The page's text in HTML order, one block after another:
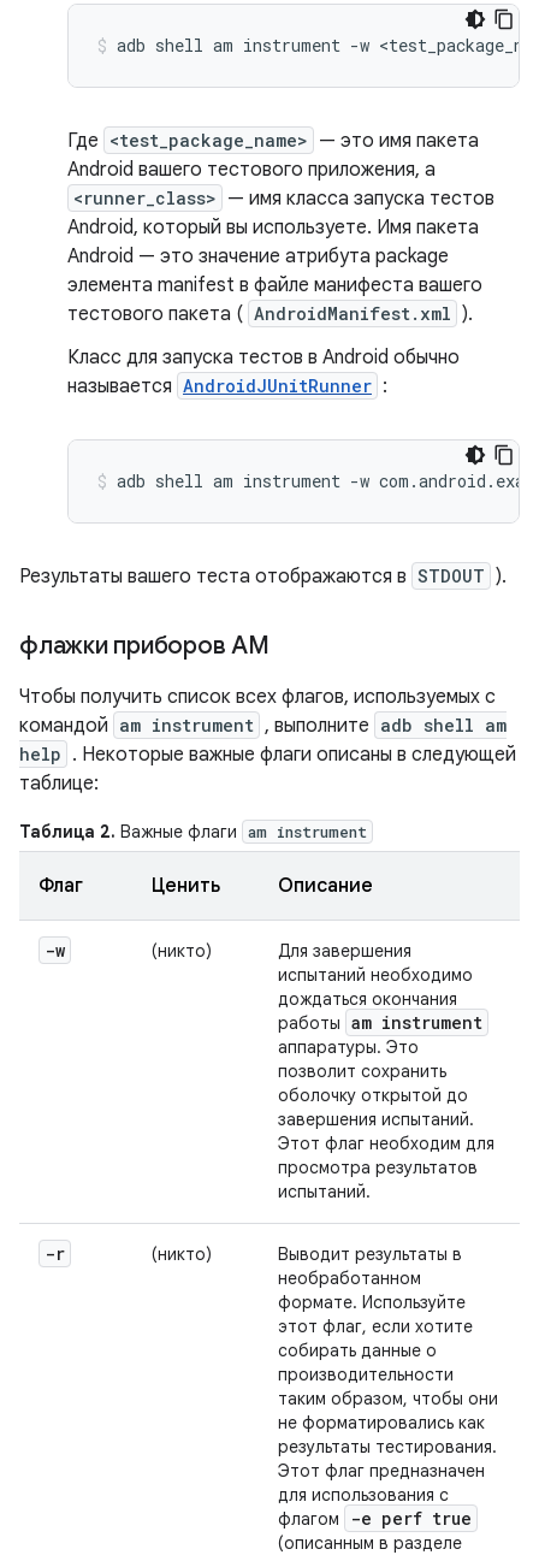
adb shell am instrument -w
Где <test_package_name> — это имя пакета
Android вашего тестового приложения, а
<runner_class> — имя класса запуска тестов
Android, который вы используете. Имя пакета
Android — это значение атрибута package
элемента manifest в файле манифеста вашего
тестового пакета ( AndroidManifest.xml ).
Класс для запуска тестов в Android обычно
называется AndroidJUnitRunner :
adb shell am instrument -w
Результаты вашего теста отображаются в STDOUT ).
флажки приборов AM
Чтобы получить список всех флагов, используемых с
командой am instrument , выполните adb shell am
help . Некоторые важные флаги описаны в следующей
таблице:
Таблица 2. Важные флаги am instrument
Флаг Ценить Описание
-w (никто)
Для завершения
испытаний необходимо
дождаться окончания
работы am instrument
аппаратуры. Это
позволит сохранить
оболочку открытой до
завершения испытаний.
Этот флаг необходим для
просмотра результатов
испытаний.
-r (никто)
Выводит результаты в
необработанном
формате. Используйте
этот флаг, если хотите
собирать данные о
производительности
таким образом, чтобы они
не форматировались как
результаты тестирования.
Этот флаг предназначен
для использования с
флагом
-e perf true
(описанным в разделе